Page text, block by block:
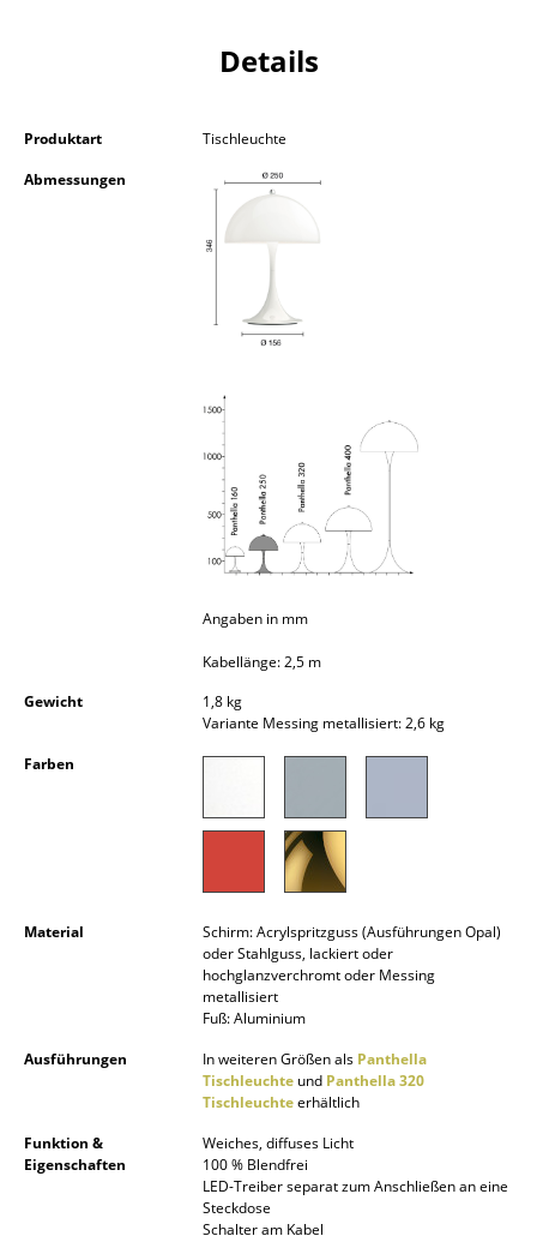
Garderoben
Kleinaufbewahrung
... alle Aufbewahrungsmöbel
Schreibtischleuchten
Stehleuchten & Leseleuchten
Outdoor-Leuchten
... alle Leuchten
Einzelbetten
Nachttische & Bettzubehör
Accessoires
Details
Produktart
Tischleuchte
Abmessungen
Angaben in mm
Kabellänge: 2,5 m
Gewicht
1,8 kg
Variante Messing metallisiert: 2,6 kg
Farben
Material
Schirm: Acrylspritzguss (Ausführungen Opal)
oder Stahlguss, lackiert oder
hochglanzverchromt oder Messing
metallisiert
Fuß: Aluminium
Ausführungen
In weiteren Größen als Panthella
Tischleuchte und Panthella 320
Tischleuchteerhältlich
Funktion &
Eigenschaften
Weiches, diffuses Licht
100 % Blendfrei
LED-Treiber separat zum Anschließen an eine
Steckdose
Schalter am Kabel